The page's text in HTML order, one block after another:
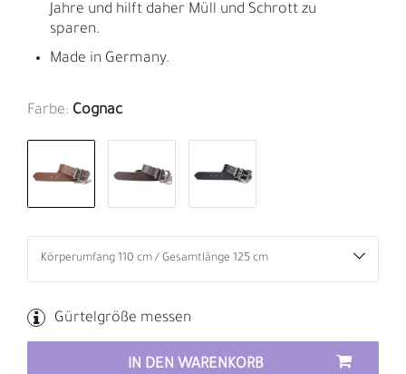
Jahre und hilft daher Müll und Schrott zu
sparen.
Made in Germany.
Farbe: Cognac
Gürtelgröße messen
IN DEN WARENKORB